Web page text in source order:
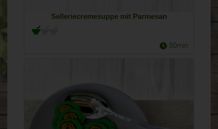
Selleriecremesuppe mit Parmesan
50min